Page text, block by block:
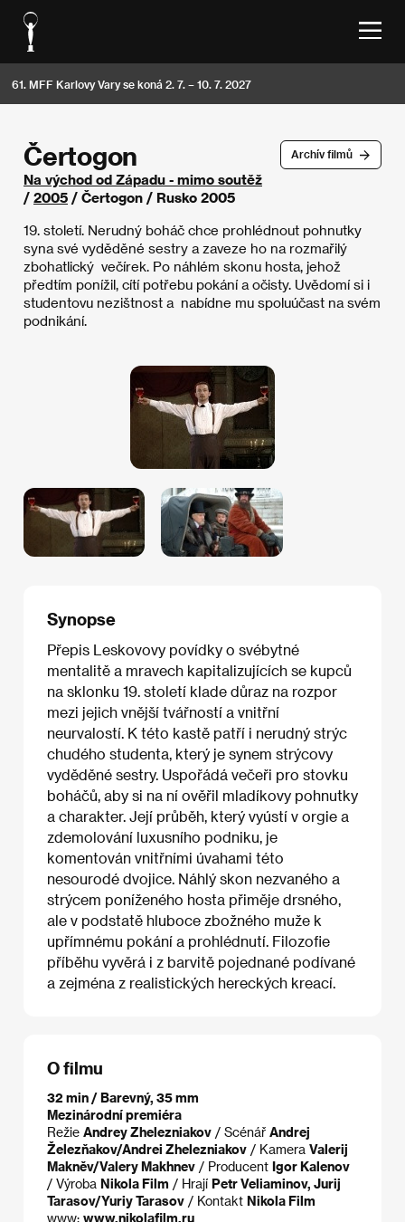
61. MFF Karlovy Vary se koná 2. 7. – 10. 7. 2027
Archív filmů
Čertogon
Na východ od Západu - mimo soutěž
/ 2005 / Čertogon / Rusko 2005
19. století. Nerudný boháč chce prohlédnout pohnutky
syna své vyděděné sestry a zaveze ho na rozmařilý
zbohatlický večírek. Po náhlém skonu hosta, jehož
předtím ponížil, cítí potřebu pokání a očisty. Uvědomí si i
studentovu nezištnost a nabídne mu spoluúčast na svém
podnikání.
Synopse
Přepis Leskovovy povídky o svébytné
mentalitě a mravech kapitalizujících se kupců
na sklonku 19. století klade důraz na rozpor
mezi jejich vnější tvářností a vnitřní
neurvalostí. K této kastě patří i nerudný strýc
chudého studenta, který je synem strýcovy
vyděděné sestry. Uspořádá večeři pro stovku
boháčů, aby si na ní ověřil mladíkovy pohnutky
a charakter. Její průběh, který vyústí v orgie a
zdemolování luxusního podniku, je
komentován vnitřními úvahami této
nesourodé dvojice. Náhlý skon nezvaného a
strýcem poníženého hosta přiměje drsného,
ale v podstatě hluboce zbožného muže k
upřímnému pokání a prohlédnutí. Filozofie
příběhu vyvěrá i z barvitě pojednané podívané
a zejména z realistických hereckých kreací.
O filmu
32 min / Barevný, 35 mm
Mezinárodní premiéra
Režie Andrey Zhelezniakov / Scénář Andrej
Železňakov/Andrei Zhelezniakov / Kamera Valerij
Makněv/Valery Makhnev / Producent Igor Kalenov
/ Výroba Nikola Film / Hrají Petr Veliaminov, Jurij
Tarasov/Yuriy Tarasov / Kontakt Nikola Film
www: www.nikolafilm.ru